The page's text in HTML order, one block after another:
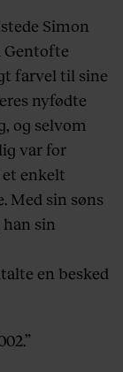
Simon
Gentofte
farvel til sine
nyfødte
og selvom
var for
enkelt
Med sin søns
sin
en besked